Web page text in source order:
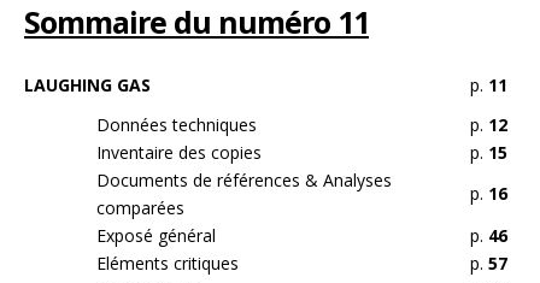
Sommaire du numéro 11
LAUGHING GAS p. 11
Données techniques
p. 12
Inventaire des copies
p. 15
Documents de références & Analyses
comparées
p. 16
Exposé général
p. 46
Eléments critiques
p. 57